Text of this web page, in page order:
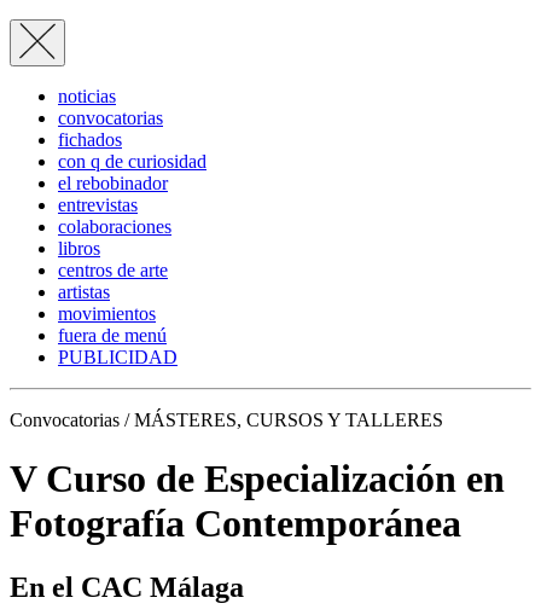
noticias
convocatorias
fichados
con q de curiosidad
el rebobinador
entrevistas
colaboraciones
libros
centros de arte
artistas
movimientos
fuera de menú
PUBLICIDAD
Convocatorias / MÁSTERES, CURSOS Y TALLERES
V Curso de Especialización en
Fotografía Contemporánea
En el CAC Málaga